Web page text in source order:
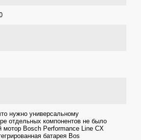
нужно универсальному
отдельных компонентов не было
Bosch Performance Line CX
батарея Bos